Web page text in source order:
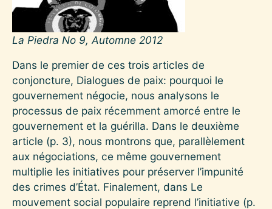
La Piedra No 9, Automne 2012
Dans le premier de ces trois articles de
conjoncture, Dialogues de paix: pourquoi le
gouvernement négocie, nous analysons le
processus de paix récemment amorcé entre le
gouvernement et la guérilla. Dans le deuxième
article (p. 3), nous montrons que, parallèlement
aux négociations, ce même gouvernement
multiplie les initiatives pour préserver l’impunité
des crimes d’État. Finalement, dans Le
mouvement social populaire reprend l’initiative (p.